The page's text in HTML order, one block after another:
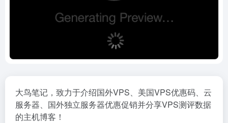
大鸟笔记，致力于介绍国外VPS、美国VPS优惠码、云
服务器、国外独立服务器优惠促销并分享VPS测评数据
的主机博客！